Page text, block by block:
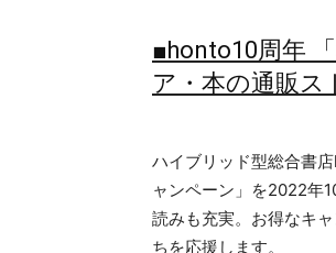
■honto10周年
ア・本の通販ス
ハイブリッド型総合書
ャンペーン」を2022年
読みも充実。お得なキ
ちを応援します。